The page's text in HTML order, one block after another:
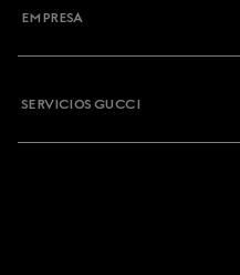
EMPRESA
SERVICIOS GUCCI